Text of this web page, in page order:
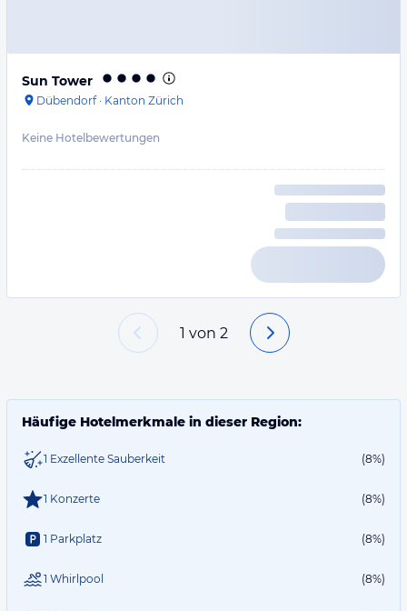
Sun Tower
Dübendorf· Kanton Zürich
Keine Hotelbewertungen
1 von 2
Häufige Hotelmerkmale in dieser Region:
1 Exzellente Sauberkeit (8%)
1 Konzerte (8%)
1 Parkplatz (8%)
1 Whirlpool (8%)